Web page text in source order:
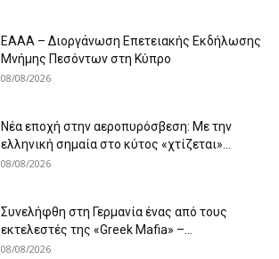
ΕΑΑΑ – Διοργάνωση Επετειακής Εκδήλωσης
Μνήμης Πεσόντων στη Κύπρο
08/08/2026
Νέα εποχή στην αεροπυρόσβεση: Με την
ελληνική σημαία στο κύτος «χτίζεται»...
08/08/2026
Συνελήφθη στη Γερμανία ένας από τους
εκτελεστές της «Greek Mafia» –...
08/08/2026